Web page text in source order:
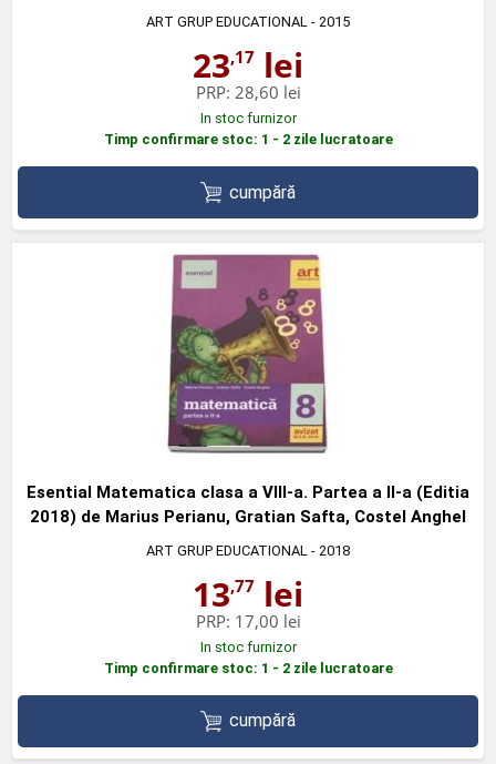
ART GRUP EDUCATIONAL - 2015
23,17 lei
PRP: 28,60 lei
In stoc furnizor
Timp confirmare stoc: 1 - 2 zile lucratoare
cumpără
Esential Matematica clasa a VIII-a. Partea a II-a (Editia
2018) de Marius Perianu, Gratian Safta, Costel Anghel
ART GRUP EDUCATIONAL - 2018
13,77 lei
PRP: 17,00 lei
In stoc furnizor
Timp confirmare stoc: 1 - 2 zile lucratoare
cumpără